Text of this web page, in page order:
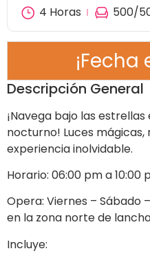
4 Horas 500/
Descripción General
¡Navega bajo las
nocturno! Luces
experiencia inolvidable.
Horario: 06:00 pm a 10:00
Opera: Viernes – Sábado
en la zona norte de
Incluye: